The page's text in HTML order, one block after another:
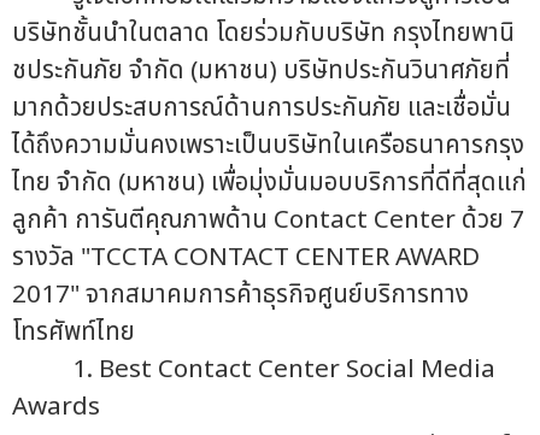
บริษัทชั้นนำในตลาด โดยร่วมกับบริษัท กรุงไทยพานิ
ชประกันภัย จำกัด (มหาชน) บริษัทประกันวินาศภัยที่
มากด้วยประสบการณ์ด้านการประกันภัย และเชื่อมั่น
ได้ถึงความมั่นคงเพราะเป็นบริษัทในเครือธนาคารกรุง
ไทย จำกัด (มหาชน) เพื่อมุ่งมั่นมอบบริการที่ดีที่สุดแก่
ลูกค้า การันตีคุณภาพด้าน Contact Center ด้วย 7
รางวัล "TCCTA CONTACT CENTER AWARD
2017" จากสมาคมการค้าธุรกิจศูนย์บริการทาง
โทรศัพท์ไทย
1. Best Contact Center Social Media
Awards